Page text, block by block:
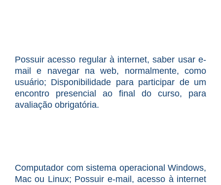
Possuir acesso regular à internet, saber usar e-
mail e navegar na web, normalmente, como
usuário; Disponibilidade para participar de um
encontro presencial ao final do curso, para
avaliação obrigatória.
Computador com sistema operacional Windows,
Mac ou Linux; Possuir e-mail, acesso à internet